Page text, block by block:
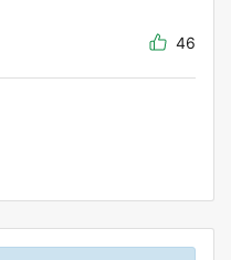
46